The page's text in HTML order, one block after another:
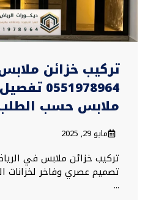
تركيب خزائن
ملابس حسب
مايو 29, 2025
تركيب خزائن ملابس في
تصميم عصري وفاخر لخزانات
...